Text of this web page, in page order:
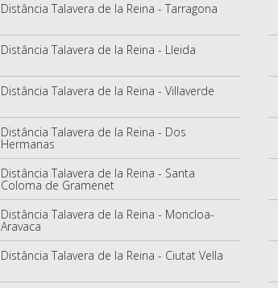
Distância Talavera de la Reina - Tarragona
Distância Talavera de la Reina - Lleida
Distância Talavera de la Reina - Villaverde
Distância Talavera de la Reina - Dos
Hermanas
Distância Talavera de la Reina - Santa
Coloma de Gramenet
Distância Talavera de la Reina - Moncloa-
Aravaca
Distância Talavera de la Reina - Ciutat Vella